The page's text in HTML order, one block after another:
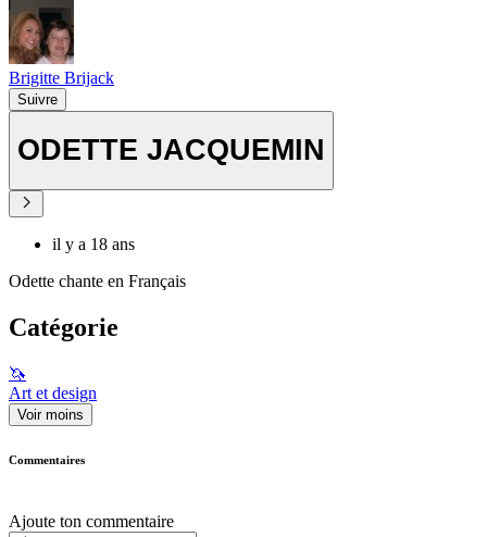
Brigitte Brijack
Suivre
ODETTE JACQUEMIN
il y a 18 ans
Odette chante en Français
Catégorie
🦄
Art et design
Voir moins
Commentaires
Ajoute ton commentaire